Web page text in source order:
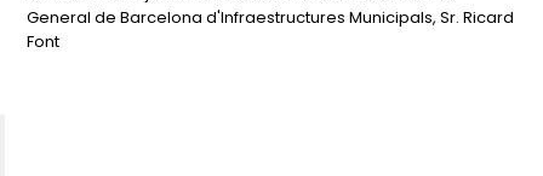
General de Barcelona d'Infraestructures Municipals, Sr. Ricard
Font